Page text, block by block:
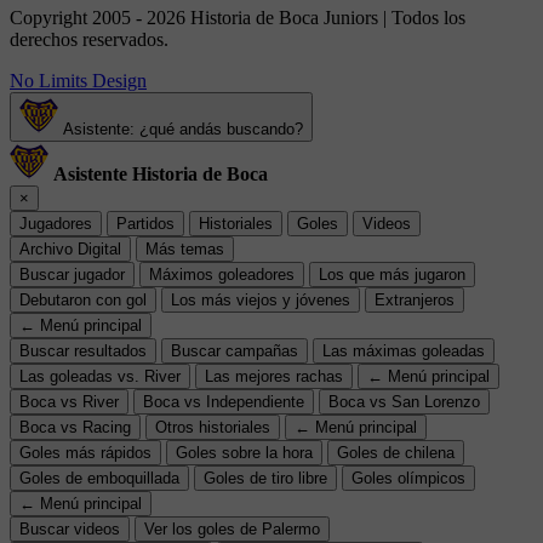
Copyright 2005 - 2026 Historia de Boca Juniors | Todos los
derechos reservados.
No Limits Design
Asistente: ¿qué andás buscando?
Asistente Historia de Boca
×
Jugadores
Partidos Historiales Goles
Videos
Archivo Digital
Más temas
Buscar jugador
Máximos goleadores
Los que más jugaron
Debutaron con gol
Los más viejos y jóvenes
Extranjeros
← Menú principal
Buscar resultados
Buscar campañas
Las máximas goleadas
Las goleadas vs. River
Las mejores rachas
← Menú principal
Boca vs River
Boca vs Independiente
Boca vs San Lorenzo
Boca vs Racing
Otros historiales
← Menú principal
Goles más rápidos
Goles sobre la hora
Goles de chilena
Goles de emboquillada
Goles de tiro libre
Goles olímpicos
← Menú principal
Buscar videos
Ver los goles de Palermo